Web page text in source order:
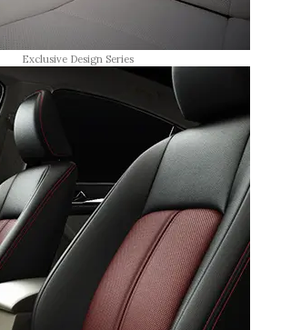
Exclusive Design Series